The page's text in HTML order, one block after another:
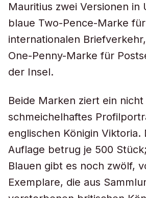
Mauritius zwei Versionen in
blaue Two-Pence-Marke
internationalen
One-Penny-Marke für
der Insel.
Beide Marken ziert ein
schmeichelhaftes
englischen Königin Viktoria.
Auflage betrug je 500
Blauen gibt es noch zwölf,
Exemplare, die aus